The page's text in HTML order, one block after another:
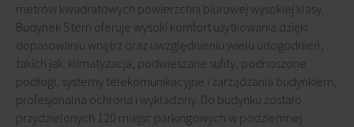
metrów kwadratowych powierzchni biurowej wysokiej klasy.
Budynek Stern oferuje wysoki komfort użytkowania dzięki
dopasowaniu wnętrz oraz uwzględnieniu wielu udogodnień,
takich jak: klimatyzacja, podwieszane sufity, podnoszone
podłogi, systemy telekomunikacyjne i zarządzania budynkiem,
profesjonalna ochrona i wykładziny. Do budynku zostało
przydzielonych 120 miejsc parkingowych w podziemnej